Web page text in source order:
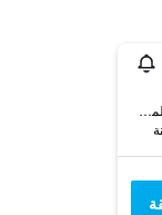
Gleneagles, أوتشتراردر, المملكة المتحدة